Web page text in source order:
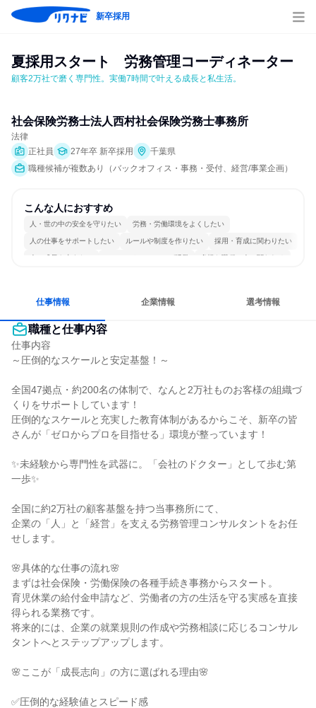
新卒採用
夏採用スタート　労務管理コーディネーター
顧客2万社で磨く専門性。実働7時間で叶える成長と私生活。
社会保険労務士法人西村社会保険労務士事務所
法律
正社員
27年卒 新卒採用
千葉県
職種候補が複数あり（バックオフィス・事務・受付、経営/事業企画）
こんな人におすすめ
人・世の中の安全を守りたい 労務・労働環境をよくしたい
人の仕事をサポートしたい ルールや制度を作りたい 採用・育成に関わりたい
人の成長を支えたい コミュニケーションが活発 多様な職種の人と関われる
仕事情報 企業情報 選考情報
職種と仕事内容
仕事内容
～圧倒的なスケールと安定基盤！～
全国47拠点・約200名の体制で、なんと2万社ものお客様の組織づ
くりをサポートしています！
圧倒的なスケールと充実した教育体制があるからこそ、新卒の皆
さんが「ゼロからプロを目指せる」環境が整っています！
✨未経験から専門性を武器に。「会社のドクター」として歩む第
一歩✨
全国に約2万社の顧客基盤を持つ当事務所にて、
企業の「人」と「経営」を支える労務管理コンサルタントをお任
せします。
🌸具体的な仕事の流れ🌸
まずは社会保険・労働保険の各種手続き事務からスタート。
育児休業の給付金申請など、労働者の方の生活を守る実感を直接
得られる業務です。
将来的には、企業の就業規則の作成や労務相談に応じるコンサル
タントへとステップアップします。
🌸ここが「成長志向」の方に選ばれる理由🌸
✅圧倒的な経験値とスピード感